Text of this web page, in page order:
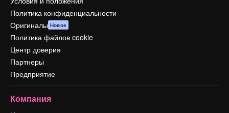
Политика конфиденциальности
Оригиналы Новое
Политика файлов cookie
Центр доверия
Партнеры
Предприятие
Компания